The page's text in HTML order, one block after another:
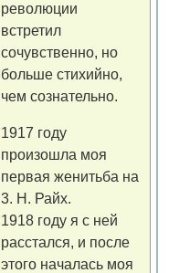
революции
встретил
сочувственно, но
больше стихийно,
чем сознательно.
1917 году
произошла моя
первая женитьба на
3. Н. Райх.
1918 году я с ней
расстался, и после
этого началась моя